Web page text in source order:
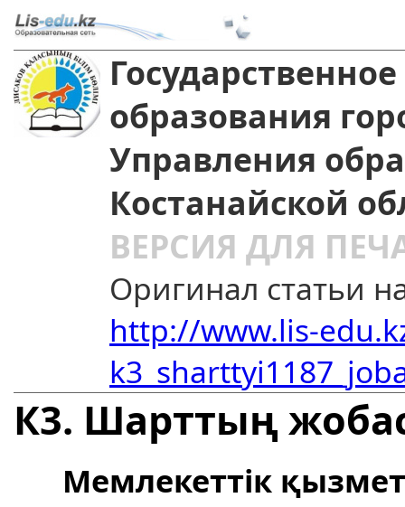
образования
Управления
Костанайской
ВЕРСИЯ ДЛЯ
Оригинал статьи
http://www.lis-
К3. Шарттың
Мемлекеттік